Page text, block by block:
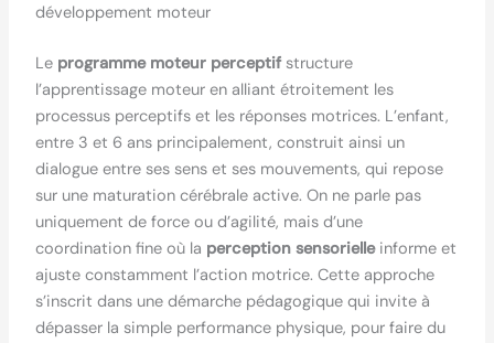
développement moteur
Le programme moteur perceptifstructure
l’apprentissage moteur en alliant étroitement les
processus perceptifs et les réponses motrices. L’enfant,
entre 3 et 6 ans principalement, construit ainsi un
dialogue entre ses sens et ses mouvements, qui repose
sur une maturation cérébrale active. On ne parle pas
uniquement de force ou d’agilité, mais d’une
coordination fine où la perception sensorielleinforme et
ajuste constamment l’action motrice. Cette approche
s’inscrit dans une démarche pédagogique qui invite à
dépasser la simple performance physique, pour faire du